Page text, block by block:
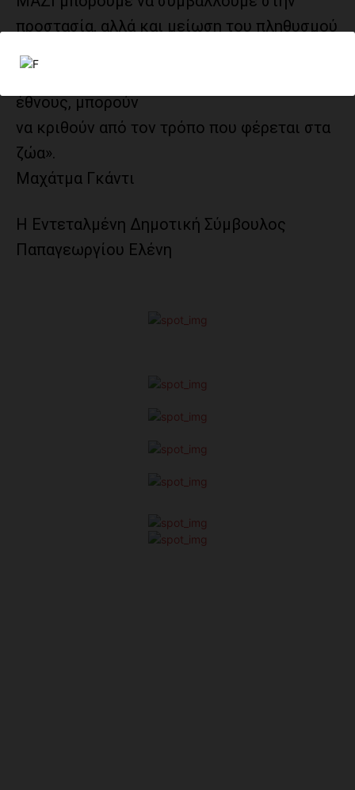
προστασία, αλλά και μείωση του πληθυσμού
των αδέσποτων ζώων. ‘Αλλωστε,
έθνους, μπορούν
να κριθούν από τον τρόπο που φέρεται στα
ζώα».
Μαχάτμα Γκάντι
Η Εντεταλμένη Δημοτική Σύμβουλος
Παπαγεωργίου Ελένη